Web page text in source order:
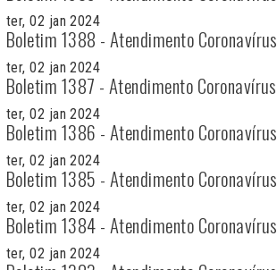
ter, 02 jan 2024
Boletim 1388 - Atendimento Coronavírus
ter, 02 jan 2024
Boletim 1387 - Atendimento Coronavírus
ter, 02 jan 2024
Boletim 1386 - Atendimento Coronavírus
ter, 02 jan 2024
Boletim 1385 - Atendimento Coronavírus
ter, 02 jan 2024
Boletim 1384 - Atendimento Coronavírus
ter, 02 jan 2024